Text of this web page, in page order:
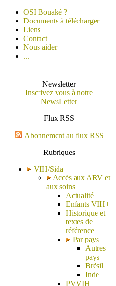
OSI Bouaké ?
Documents à télécharger
Liens
Contact
Nous aider
...
Newsletter
Inscrivez vous à notre
NewsLetter
Flux RSS
Abonnement au flux RSS
Rubriques
VIH/Sida
Accès aux ARV et
aux soins
Actualité
Enfants VIH+
Historique et
textes de
référence
Par pays
Autres
pays
Brésil
Inde
PVVIH